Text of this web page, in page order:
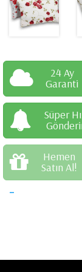
24 Ay
Garanti
Süper
Hemen
Satın Al!
-